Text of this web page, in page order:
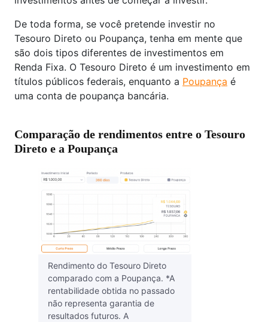
De toda forma, se você pretende investir no
Tesouro Direto ou Poupança, tenha em mente que
são dois tipos diferentes de investimentos em
Renda Fixa. O Tesouro Direto é um investimento em
títulos públicos federais, enquanto a Poupança é
uma conta de poupança bancária.
Comparação de rendimentos entre o Tesouro
Direto e a Poupança
Rendimento do Tesouro Direto
comparado com a Poupança. *A
rentabilidade obtida no passado
não representa garantia de
resultados futuros. A